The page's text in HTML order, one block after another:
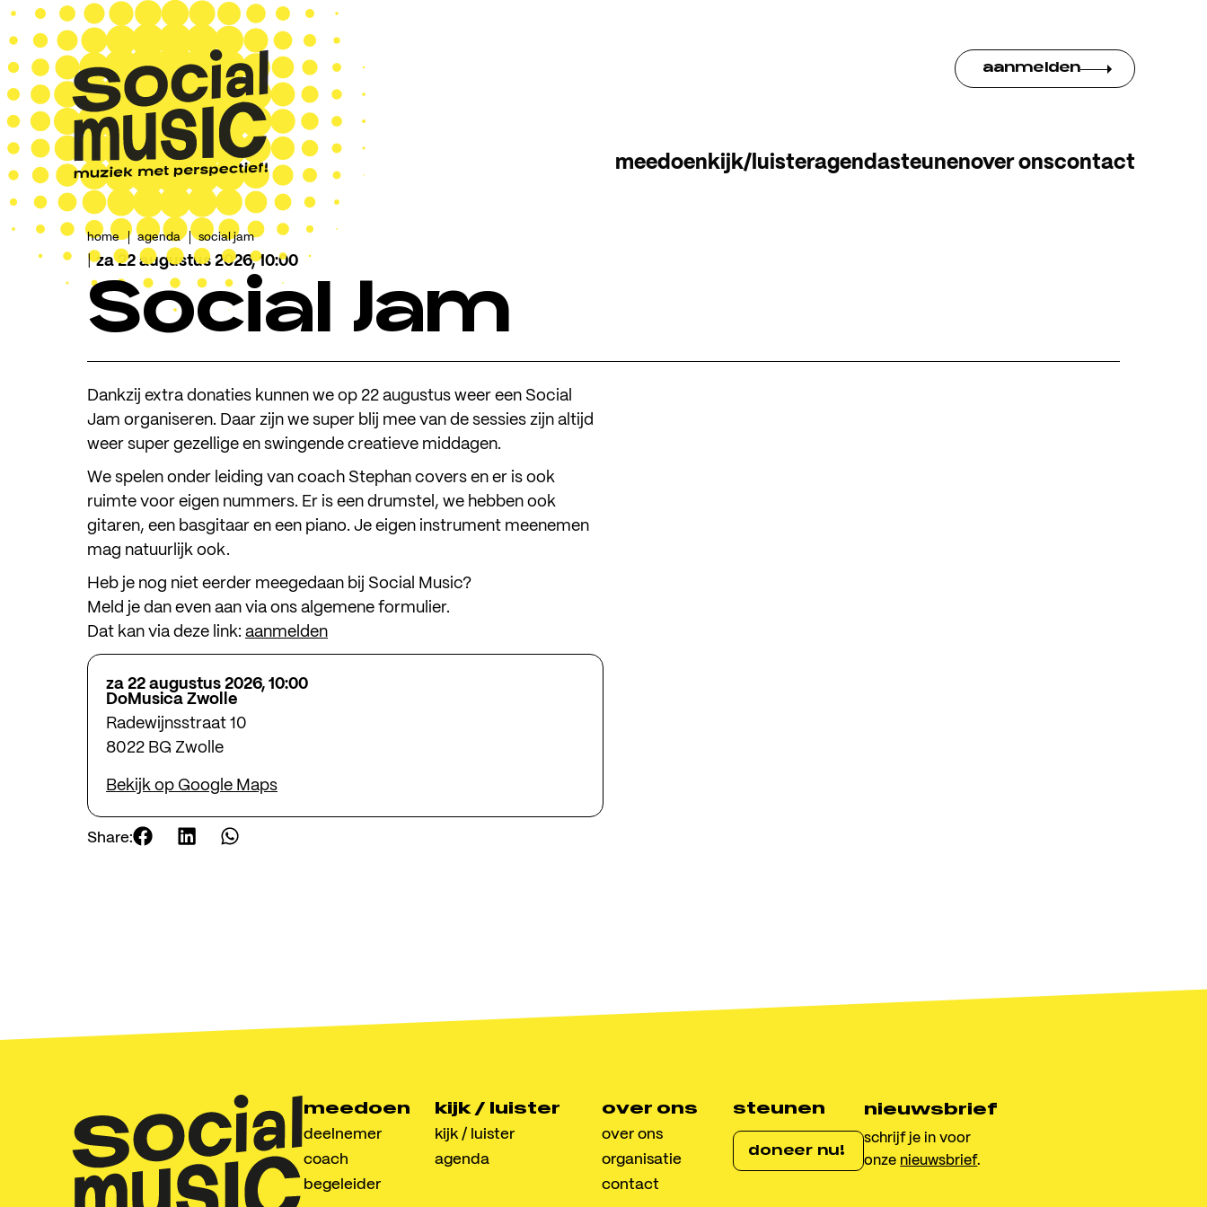
meedoen
kijk & luister
aanmelden
meedoen kijk/luisteragendasteunenover onscontact
home agenda social jam
| za 22 augustus 2026, 10:00
Social Jam
Dankzij extra donaties kunnen we op 22 augustus weer een Social
Jam organiseren. Daar zijn we super blij mee van de sessies zijn altijd
weer super gezellige en swingende creatieve middagen.
We spelen onder leiding van coach Stephan covers en er is ook
ruimte voor eigen nummers. Er is een drumstel, we hebben ook
gitaren, een basgitaar en een piano. Je eigen instrument meenemen
mag natuurlijk ook.
Heb je nog niet eerder meegedaan bij Social Music?
Meld je dan even aan via ons algemene formulier.
Dat kan via deze link: aanmelden
za 22 augustus 2026, 10:00
DoMusica Zwolle
Radewijnsstraat 10
8022 BG Zwolle
Bekijk op Google Maps
Share:
meedoen
deelnemer
coach
begeleider
kijk / luister
kijk / luister
agenda
over ons
over ons
organisatie
contact
steunen
doneer nu!
nieuwsbrief
schrijf je in voor
onze nieuwsbrief.